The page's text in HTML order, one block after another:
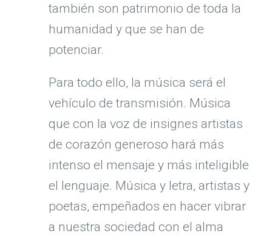
también son patrimonio de toda la
humanidad y que se han de
potenciar.
Para todo ello, la música será el
vehículo de transmisión. Música
que con la voz de insignes artistas
de corazón generoso hará más
intenso el mensaje y más inteligible
el lenguaje. Música y letra, artistas y
poetas, empeñados en hacer vibrar
a nuestra sociedad con el alma